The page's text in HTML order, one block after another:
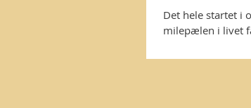
Det hele startet i
milepælen i livet